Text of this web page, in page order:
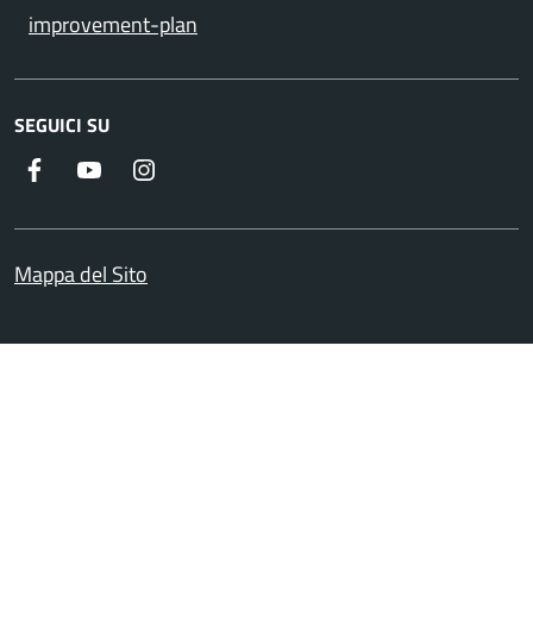
improvement-plan
SEGUICI SU
FacebookYouTube
Mappa del Sito